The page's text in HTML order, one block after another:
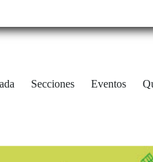
Secciones Eventos